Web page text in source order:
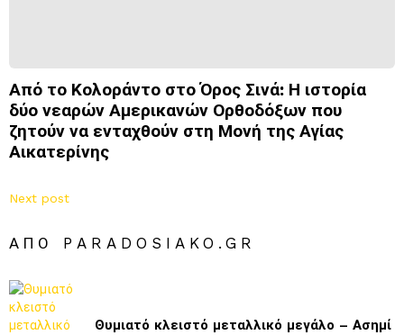
Από το Κολοράντο στο Όρος Σινά: Η ιστορία
δύο νεαρών Αμερικανών Ορθοδόξων που
ζητούν να ενταχθούν στη Μονή της Αγίας
Αικατερίνης
Next post
ΑΠΌ PARADOSIAKO.GR
Θυμιατό κλειστό μεταλλικό μεγάλο – Ασημί